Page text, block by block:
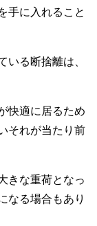
手に入れること
いる断捨離は、
快適に居るため
それが当たり前
きな重荷となっ
なる場合もあり